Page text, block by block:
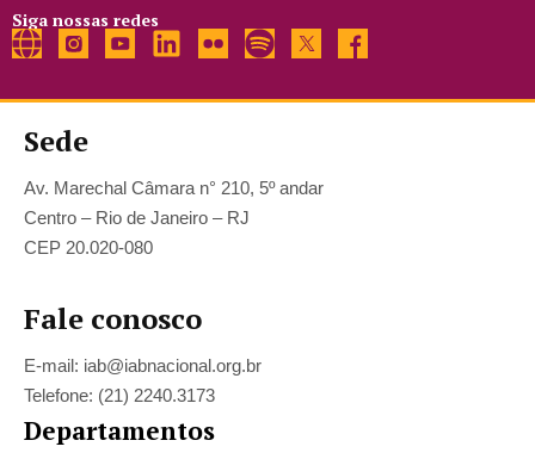
Siga nossas redes
Sede
Av. Marechal Câmara n° 210, 5º andar
Centro – Rio de Janeiro – RJ
CEP 20.020-080
Fale conosco
E-mail: iab@iabnacional.org.br
Telefone: (21) 2240.3173
Departamentos